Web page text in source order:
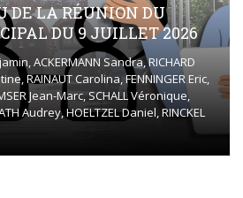
DE LA RÉUNION DU
DU 9 JUILLET 2026
ACKERMANN Sandra, RICHARD
RAINAUT Carolina, FENNINGER Eric,
Jean-Marc, SCHALL Véronique,
Audrey, HOELTZEL Daniel, RINCKEL